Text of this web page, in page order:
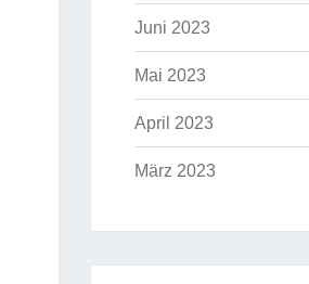
Juni 2023
Mai 2023
April 2023
März 2023